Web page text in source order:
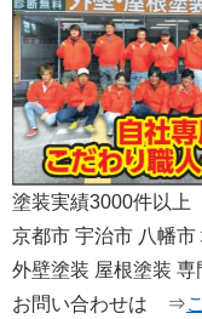
塗装実績3000件以上
京都市 宇治市 八幡市
外壁塗装 屋根塗装 専
お問い合わせは ⇒